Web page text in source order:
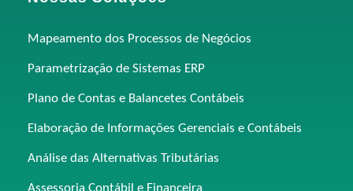
Mapeamento dos Processos de Negócios
Parametrização de Sistemas ERP
Plano de Contas e Balancetes Contábeis
Elaboração de Informações Gerenciais e Contábeis
Análise das Alternativas Tributárias